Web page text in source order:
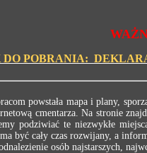
DO POBRANIA:
powstała mapa i plany,
cmentarza. Na stronie
podziwiać te niezwykłe
być cały czas rozwijany, a
osób najstarszych,